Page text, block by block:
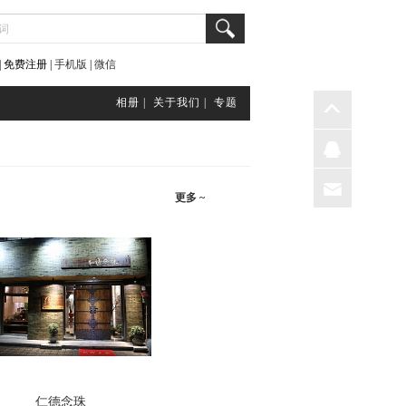
费注册 | 手机版 微信
相册 | 关于我们 | 专题
更多 ~
仁德念珠